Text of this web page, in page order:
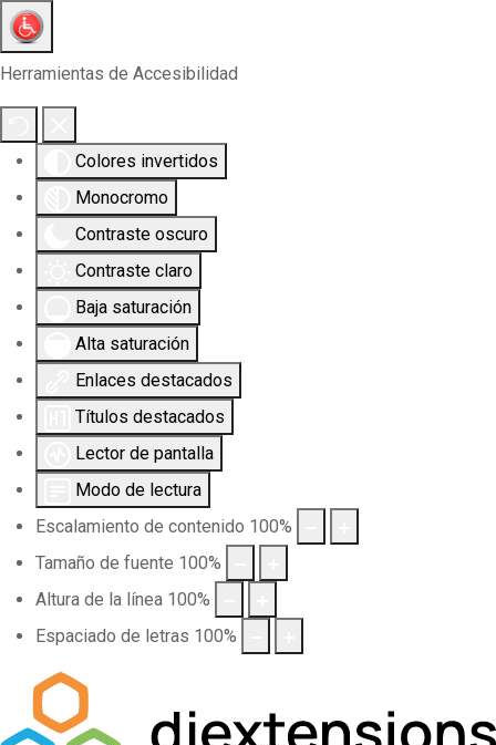
Herramientas de Accesibilidad
Colores invertidos
Monocromo
Contraste oscuro
Contraste claro
Baja saturación
Alta saturación
Enlaces destacados
Títulos destacados
Lector de pantalla
Modo de lectura
Escalamiento de contenido 100%
Tamaño de fuente 100%
Altura de la línea 100%
Espaciado de letras 100%